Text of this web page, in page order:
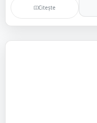
Citește